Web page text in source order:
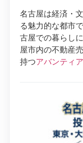
名古屋は経済・
る魅力的な都市
古屋での暮らし
屋市内の不動産
持つアバンティ